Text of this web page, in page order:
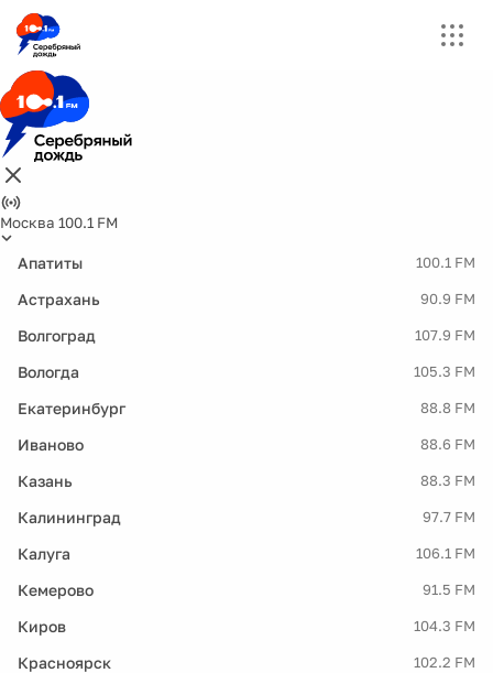
Москва 100.1 FM
Апатиты 100.1 FM
Астрахань 90.9 FM
Волгоград 107.9 FM
Вологда 105.3 FM
Екатеринбург 88.8 FM
Иваново 88.6 FM
Казань 88.3 FM
Калининград 97.7 FM
Калуга 106.1 FM
Кемерово 91.5 FM
Киров 104.3 FM
Красноярск 102.2 FM